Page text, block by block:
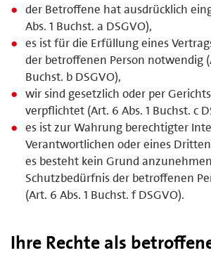
der Betroffene hat ausdrücklich
Abs. 1 Buchst. a DSGVO),
es ist für die Erfüllung eines
der betroffenen Person notwendig
Buchst. b DSGVO),
wir sind gesetzlich oder per
verpflichtet (Art. 6 Abs. 1 Buchst. c
es ist zur Wahrung berechtigter
Verantwortlichen oder eines
es besteht kein Grund
Schutzbedürfnis der betroffenen
(Art. 6 Abs. 1 Buchst. f DSGVO).
Ihre Rechte als